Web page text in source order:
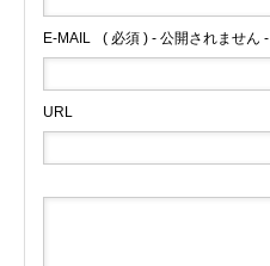
E-MAIL ( 必須 ) - 公開されません -
URL